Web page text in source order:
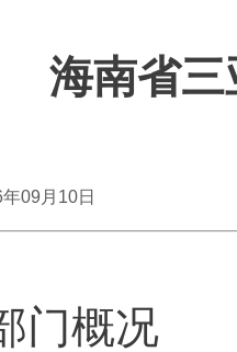
海南省
09月10日
门概况